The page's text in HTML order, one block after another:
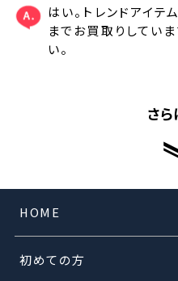
はい。トレンドアイテ
までお買取りしてい
い。
さ
HOME
初めての方